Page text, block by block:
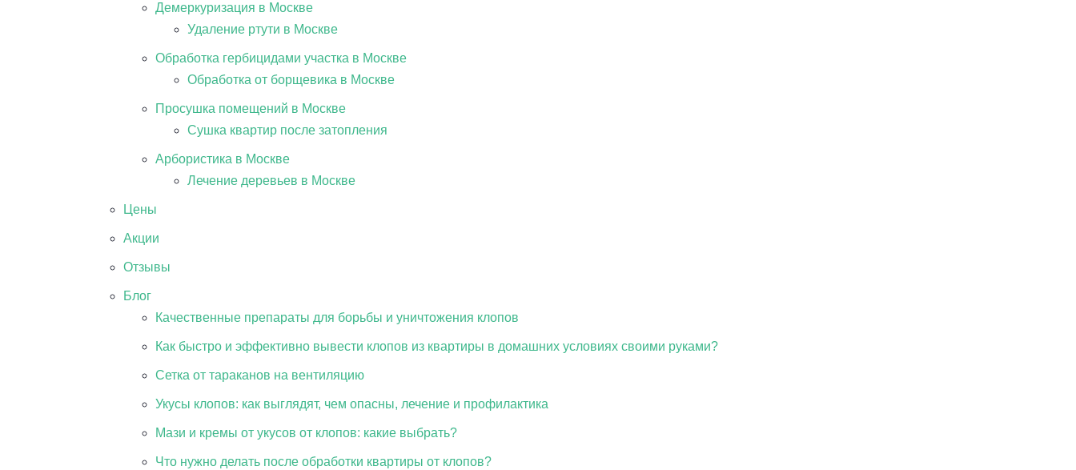
Демеркуризация в Москве
Удаление ртути в Москве
Обработка гербицидами участка в Москве
Обработка от борщевика в Москве
Просушка помещений в Москве
Сушка квартир после затопления
Арбористика в Москве
Лечение деревьев в Москве
Цены
Акции
Отзывы
Блог
Качественные препараты для борьбы и уничтожения клопов
Как быстро и эффективно вывести клопов из квартиры в домашних условиях своими руками?
Сетка от тараканов на вентиляцию
Укусы клопов: как выглядят, чем опасны, лечение и профилактика
Мази и кремы от укусов от клопов: какие выбрать?
Что нужно делать после обработки квартиры от клопов?